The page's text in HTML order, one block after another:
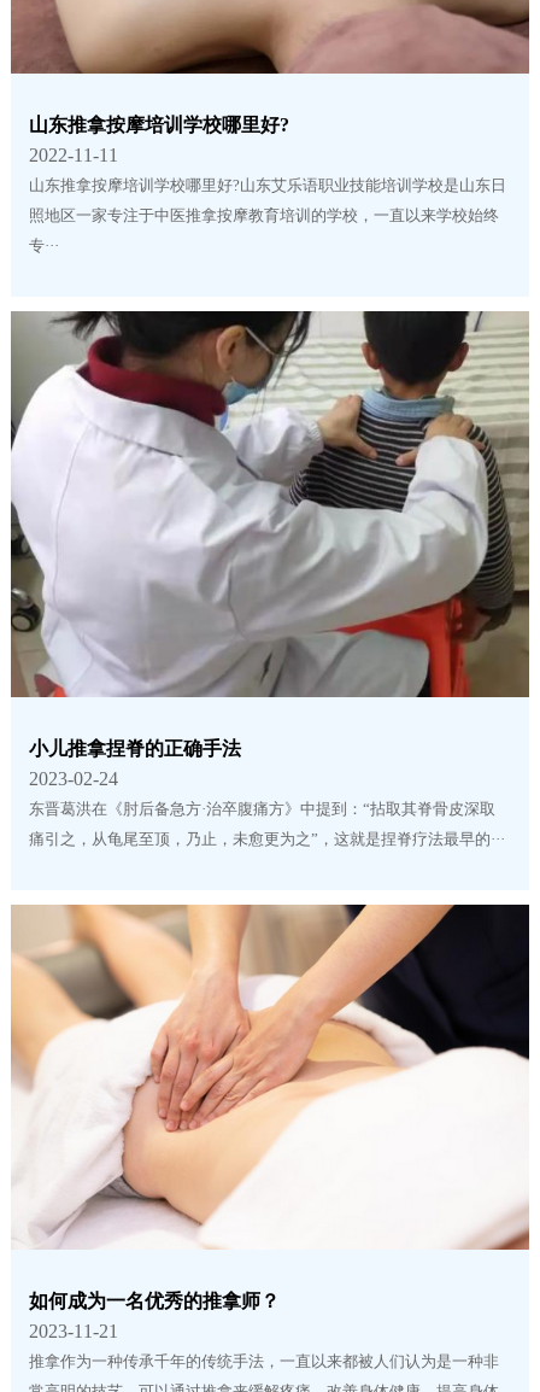
山东推拿按摩培训学校哪里好?
2022-11-11
山东推拿按摩培训学校哪里好?山东艾乐语职业技能培训学校是山东日
照地区一家专注于中医推拿按摩教育培训的学校，一直以来学校始终
专···
小儿推拿捏脊的正确手法
2023-02-24
东晋葛洪在《肘后备急方·治卒腹痛方》中提到：“拈取其脊骨皮深取
痛引之，从龟尾至顶，乃止，未愈更为之”，这就是捏脊疗法最早的···
如何成为一名优秀的推拿师？
2023-11-21
推拿作为一种传承千年的传统手法，一直以来都被人们认为是一种非